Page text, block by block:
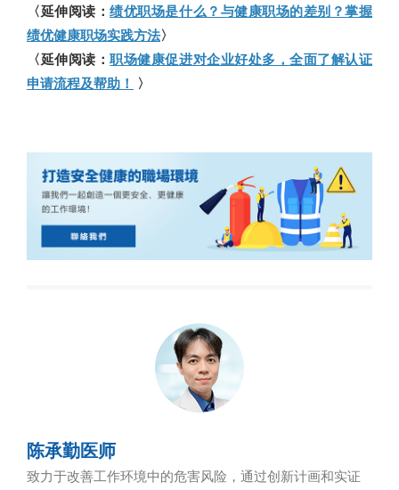
〈延伸阅读：绩优职场是什么？与健康职场的差别？掌握
绩优健康职场实践方法〉
〈延伸阅读：职场健康促进对企业好处多，全面了解认证
申请流程及帮助！ 〉
陈承勤医师
致力于改善工作环境中的危害风险，通过创新计画和实证